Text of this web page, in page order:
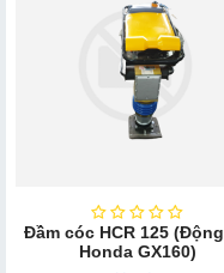
Đầm cóc HCR 125
Honda GX160)